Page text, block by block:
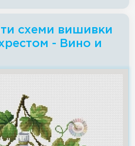
схеми вишивки
- Вино и